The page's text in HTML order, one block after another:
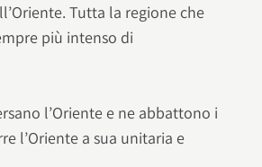
Tutta la regione che
più intenso di
l’Oriente e ne abbattono i
l’Oriente a sua unitaria e